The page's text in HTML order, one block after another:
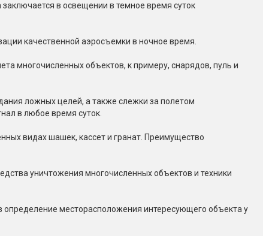
в освещении в темное время суток
качественной аэросъемки в ночное время.
многочисленных объектов, к примеру, снарядов, пуль и
ложных целей, а также слежки за полетом
в любое время суток.
видах шашек, кассет и гранат. Преимущество
уничтожения многочисленных объектов и техники
определение месторасположения интересующего объекта у